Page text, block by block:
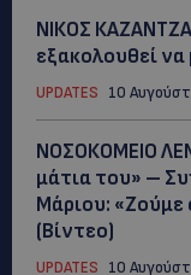
ΝΙΚΟΣ
εξακολουθεί
UPDATES 10
ΝΟΣΟΚΟΜΕΙΟ
μάτια του» –
Μάριου: «Ζούμε
(Βίντεο)
UPDATES 10